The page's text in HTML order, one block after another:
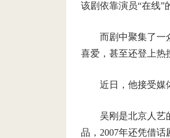
该剧依靠演员“在线”
而剧中聚集了一
喜爱，甚至还登上热
近日，他接受媒
吴刚是北京人艺
品，2007年还凭借话